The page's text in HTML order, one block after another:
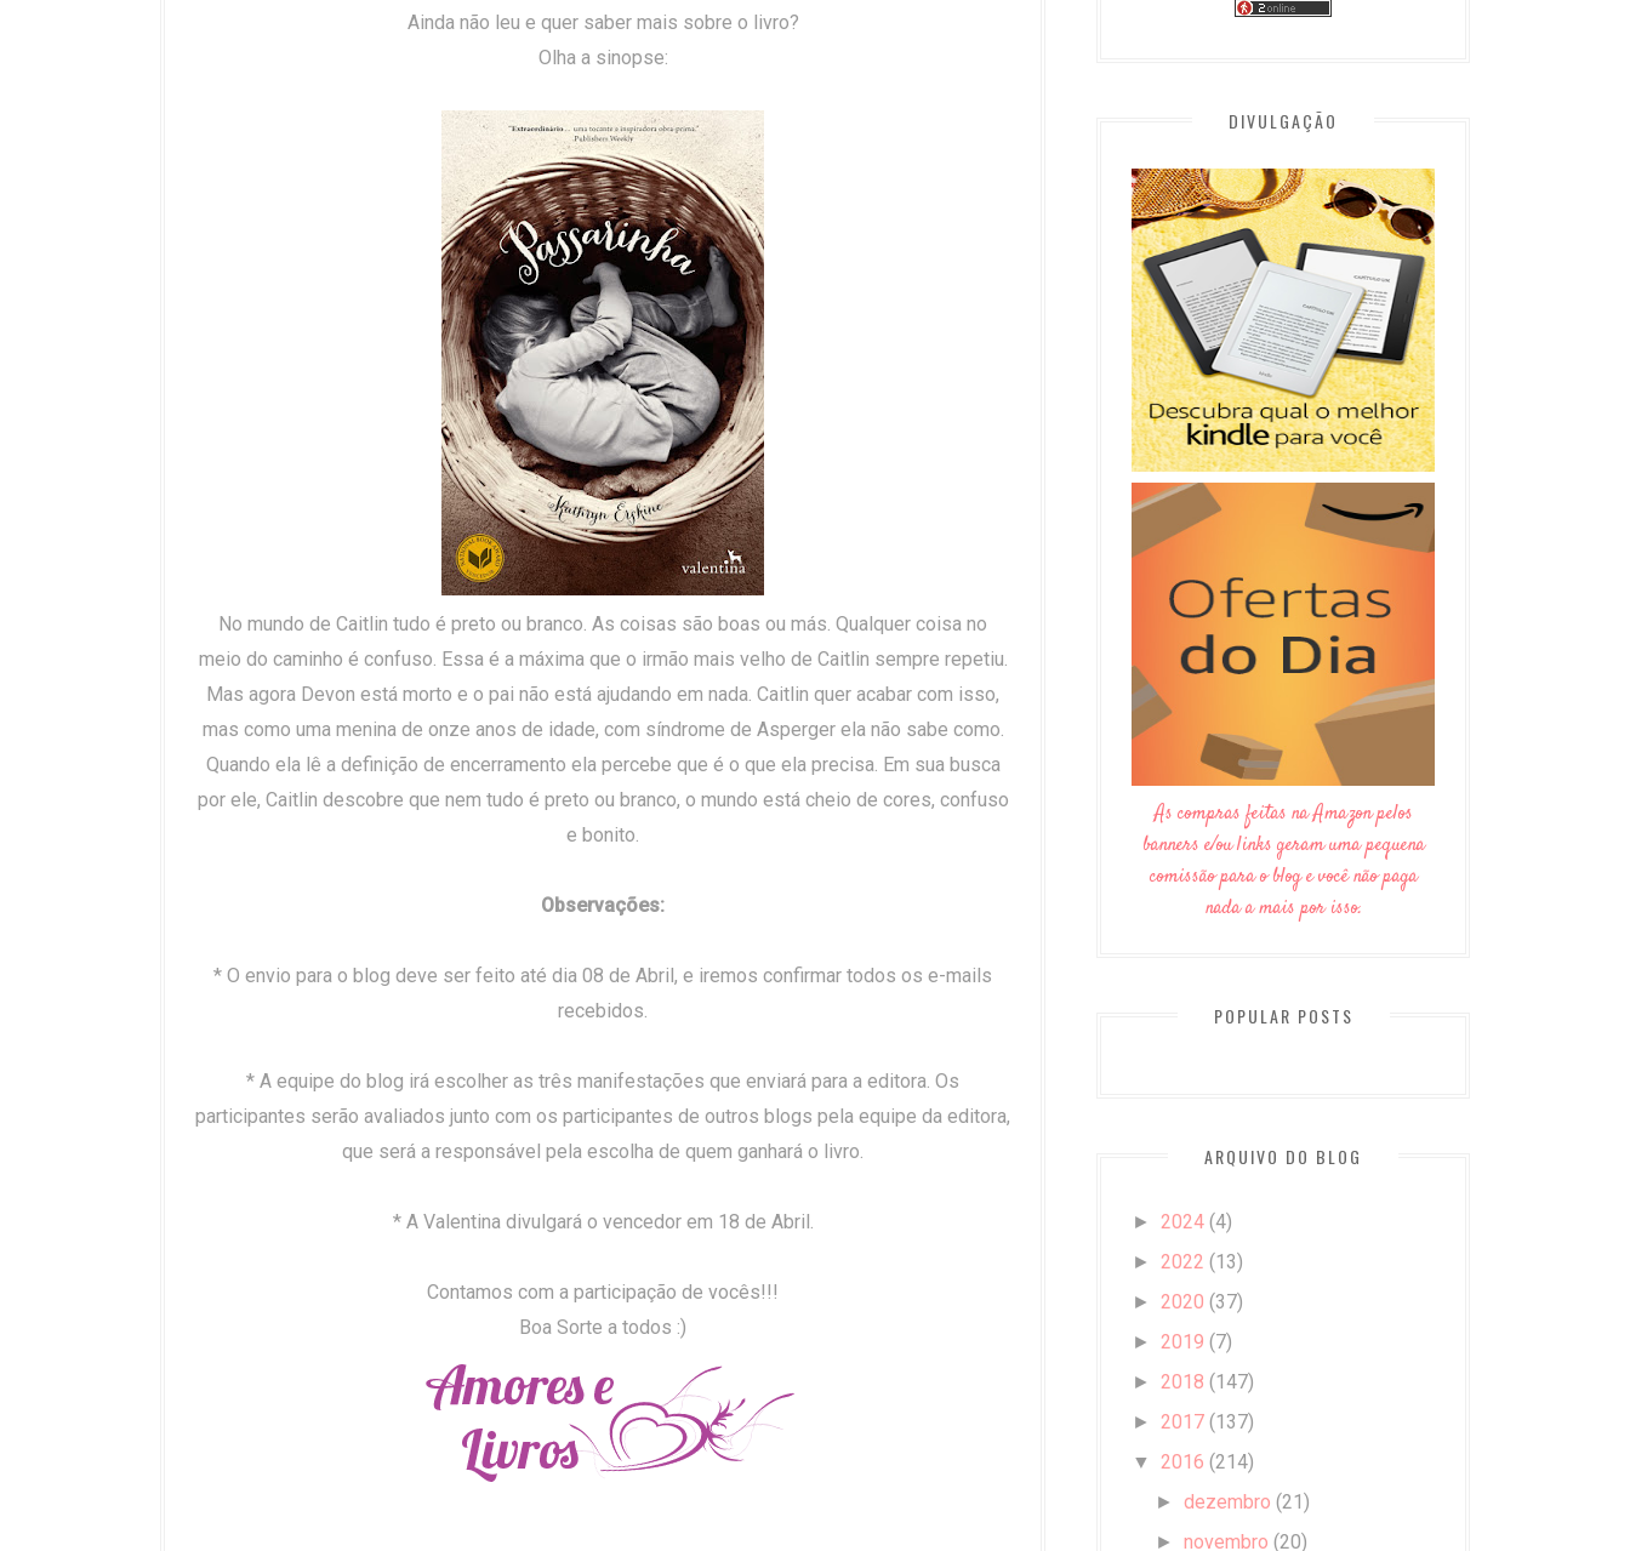
Ainda não leu e quer saber mais sobre o livro?
Olha a sinopse:
No mundo de Caitlin tudo é preto ou branco. As coisas são boas ou más. Qualquer coisa no
meio do caminho é confuso. Essa é a máxima que o irmão mais velho de Caitlin sempre repetiu.
Mas agora Devon está morto e o pai não está ajudando em nada. Caitlin quer acabar com isso,
mas como uma menina de onze anos de idade, com síndrome de Asperger ela não sabe como.
Quando ela lê a definição de encerramento ela percebe que é o que ela precisa. Em sua busca
por ele, Caitlin descobre que nem tudo é preto ou branco, o mundo está cheio de cores, confuso
e bonito.
Observações:
* O envio para o blog deve ser feito até dia 08 de Abril, e iremos confirmar todos os e-mails
recebidos.
* A equipe do blog irá escolher as três manifestações que enviará para a editora. Os
participantes serão avaliados junto com os participantes de outros blogs pela equipe da editora,
que será a responsável pela escolha de quem ganhará o livro.
* A Valentina divulgará o vencedor em 18 de Abril.
Contamos com a participação de vocês!!!
Boa Sorte a todos :)
DIVULGAÇÃO
As compras feitas na Amazon pelos
banners e/ou links geram uma pequena
comissão para o blog e você não paga
nada a mais por isso.
POPULAR POSTS
ARQUIVO DO BLOG
► 2024 (4)
► 2022 (13)
► 2020 (37)
► 2019 (7)
► 2018 (147)
► 2017 (137)
▼ 2016 (214)
►dezembro (21)
►novembro (20)